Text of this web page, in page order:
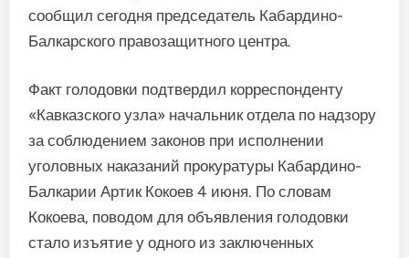
сообщил сегодня председатель Кабардино-
Балкарского правозащитного центра.
Факт голодовки подтвердил корреспонденту
«Кавказского узла» начальник отдела по надзору
за соблюдением законов при исполнении
уголовных наказаний прокуратуры Кабардино-
Балкарии Артик Кокоев 4 июня. По словам
Кокоева, поводом для объявления голодовки
стало изъятие у одного из заключенных